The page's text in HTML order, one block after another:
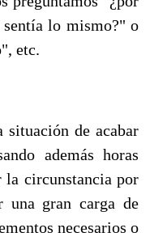
lo mismo?" o
etc.
situación de acabar
además horas
la circunstancia por
una gran carga de
necesarios o